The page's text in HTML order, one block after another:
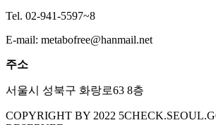
그런 기름을 사용해서 튀긴 음식은 트
버터, 달걀, 우유가 많이 들어간 빵류,
다 제가 정말 아끼는 음식들이에요.
네, 안타깝네요.
Tel. 02-941-5597~8
E-mail: metabofree@hanmail.net
주소
서울시 성북구 화랑로63 8층
COPYRIGHT BY 2022